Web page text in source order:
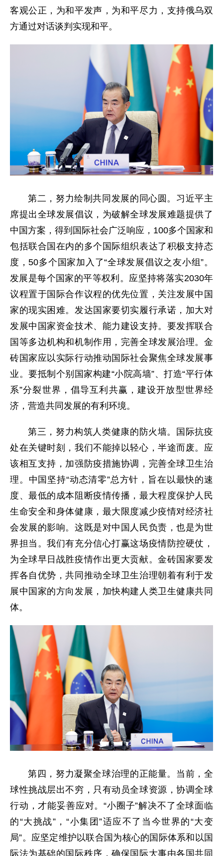
客观公正，为和平发声，为和平尽力，支持俄乌双
方通过对话谈判实现和平。
第二，努力绘制共同发展的同心圆。习近平主
席提出全球发展倡议，为破解全球发展难题提供了
中国方案，得到国际社会广泛响应，100多个国家和
包括联合国在内的多个国际组织表达了积极支持态
度，50多个国家加入了“全球发展倡议之友小组”。
发展是每个国家的平等权利。应坚持将落实2030年
议程置于国际合作议程的优先位置，关注发展中国
家的现实困难。发达国家要切实履行承诺，加大对
发展中国家资金技术、能力建设支持。要发挥联合
国等多边机构和机制作用，完善全球发展治理。金
砖国家应以实际行动推动国际社会聚焦全球发展事
业。要抵制个别国家构建“小院高墙”、打造“平行体
系”分裂世界，倡导互利共赢，建设开放型世界经
济，营造共同发展的有利环境。
第三，努力构筑人类健康的防火墙。国际抗疫
处在关键时刻，我们不能掉以轻心，半途而废。应
该相互支持，加强防疫措施协调，完善全球卫生治
理。中国坚持“动态清零”总方针，旨在以最快的速
度、最低的成本阻断疫情传播，最大程度保护人民
生命安全和身体健康，最大限度减少疫情对经济社
会发展的影响。这既是对中国人民负责，也是为世
界担当。我们有充分信心打赢这场疫情防控硬仗，
为全球早日战胜疫情作出更大贡献。金砖国家要发
挥各自优势，共同推动全球卫生治理朝着有利于发
展中国家的方向发展，加快构建人类卫生健康共同
体。
第四，努力凝聚全球治理的正能量。当前，全
球性挑战层出不穷，只有动员全球资源，协调全球
行动，才能妥善应对。“小圈子”解决不了全球面临
的“大挑战”，“小集团”适应不了当今世界的“大变
局”。应坚定维护以联合国为核心的国际体系和以国
际法为基础的国际秩序，确保国际大事由各国共同